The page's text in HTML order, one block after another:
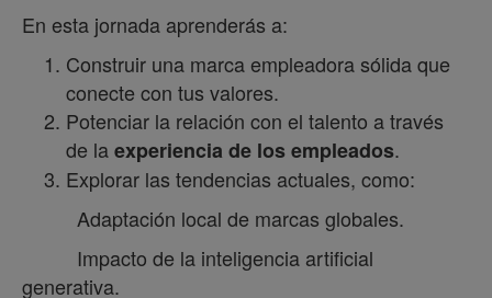
En esta jornada aprenderás a:
Construir una marca empleadora sólida que
conecte con tus valores.
Potenciar la relación con el talento a través
de laexperiencia de los empleados.
Explorar las tendencias actuales, como:
Adaptación local de marcas globales.
Impacto de la inteligencia artificial
generativa.